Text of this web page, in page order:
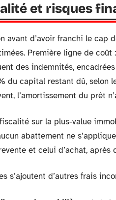
et risques
avant d’avoir franchi le cap
Première ligne de
des indemnités,
du capital restant dû, selon
l’amortissement du prêt
sur la plus-value
abattement ne
et celui d’achat, après
s’ajoutent d’autres frais